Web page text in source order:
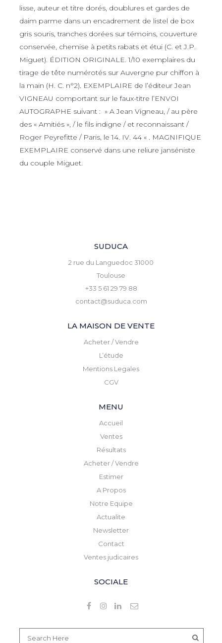
lisse, auteur et titre dorés, doublures et gardes de
daim parme dans un encadrement de listel de box
gris souris, tranches dorées sur témoins, couverture
conservée, chemise à petits rabats et étui (C. et J.P.
Miguet). ÉDITION ORIGINALE. 1/10 exemplaires du
tirage de tête numérotés sur Auvergne pur chiffon à
la main (H. C. n°2). EXEMPLAIRE de l’éditeur Jean
VIGNEAU comportant sur le faux-titre l’ENVOI
AUTOGRAPHE suivant : » A Jean Vigneau, / au père
des « Amitiés », / le fils indigne / et reconnaissant /
Roger Peyrefitte / Paris, le 14. IV. 44 « . MAGNIFIQUE
EXEMPLAIRE conservé dans une reliure janséniste
du couple Miguet.
SUDUCA
2 rue du Languedoc 31000
Toulouse
+33 5 61 29 79 88
contact@suduca.com
LA MAISON DE VENTE
Acheter / Vendre
L’étude
Mentions Legales
CGV
MENU
Accueil
Ventes
Résultats
Acheter / Vendre
Estimer
A Propos
Notre Equipe
Actualite
Newsletter
Contact
Ventes judicaires
SOCIALE